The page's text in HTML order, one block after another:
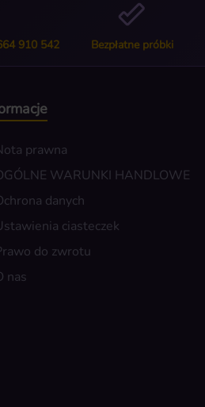
910 542 Bezpłatne próbki
prawna
WARUNKI HANDLOWE
danych
ciasteczek
do zwrotu
nas